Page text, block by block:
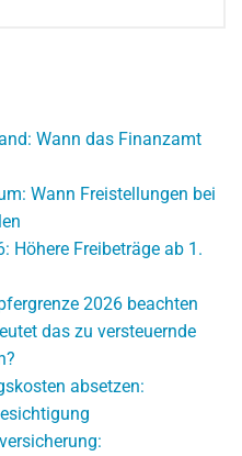
Wann das Finanzamt
Wann Freistellungen bei
Höhere Freibeträge ab 1.
2026 beachten
das zu versteuernde
absetzen: